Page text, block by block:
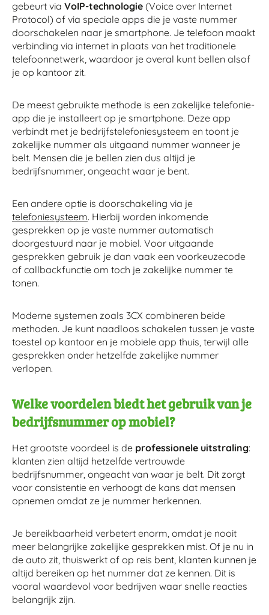
gebeurt via VoIP-technologie (Voice over Internet
Protocol) of via speciale apps die je vaste nummer
doorschakelen naar je smartphone. Je telefoon maakt
verbinding via internet in plaats van het traditionele
telefoonnetwerk, waardoor je overal kunt bellen alsof
je op kantoor zit.
De meest gebruikte methode is een zakelijke telefonie-
app die je installeert op je smartphone. Deze app
verbindt met je bedrijfstelefoniesysteem en toont je
zakelijke nummer als uitgaand nummer wanneer je
belt. Mensen die je bellen zien dus altijd je
bedrijfsnummer, ongeacht waar je bent.
Een andere optie is doorschakeling via je
telefoniesysteem. Hierbij worden inkomende
gesprekken op je vaste nummer automatisch
doorgestuurd naar je mobiel. Voor uitgaande
gesprekken gebruik je dan vaak een voorkeuzecode
of callbackfunctie om toch je zakelijke nummer te
tonen.
Moderne systemen zoals 3CX combineren beide
methoden. Je kunt naadloos schakelen tussen je vaste
toestel op kantoor en je mobiele app thuis, terwijl alle
gesprekken onder hetzelfde zakelijke nummer
verlopen.
Welke voordelen biedt het gebruik van je
bedrijfsnummer op mobiel?
Het grootste voordeel is de professionele uitstraling:
klanten zien altijd hetzelfde vertrouwde
bedrijfsnummer, ongeacht van waar je belt. Dit zorgt
voor consistentie en verhoogt de kans dat mensen
opnemen omdat ze je nummer herkennen.
Je bereikbaarheid verbetert enorm, omdat je nooit
meer belangrijke zakelijke gesprekken mist. Of je nu in
de auto zit, thuiswerkt of op reis bent, klanten kunnen je
altijd bereiken op het nummer dat ze kennen. Dit is
vooral waardevol voor bedrijven waar snelle reacties
belangrijk zijn.